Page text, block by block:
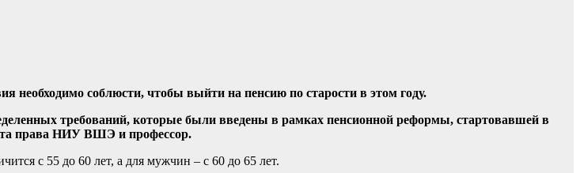
необходимо соблюсти, чтобы выйти на пенсию по старости в этом году.
требований, которые были введены в рамках пенсионной реформы, стартовавшей в
права НИУ ВШЭ и профессор.
с 55 до 60 лет, а для мужчин – с 60 до 65 лет.